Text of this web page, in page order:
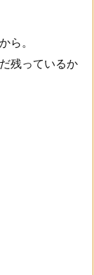
ら。
残っているか